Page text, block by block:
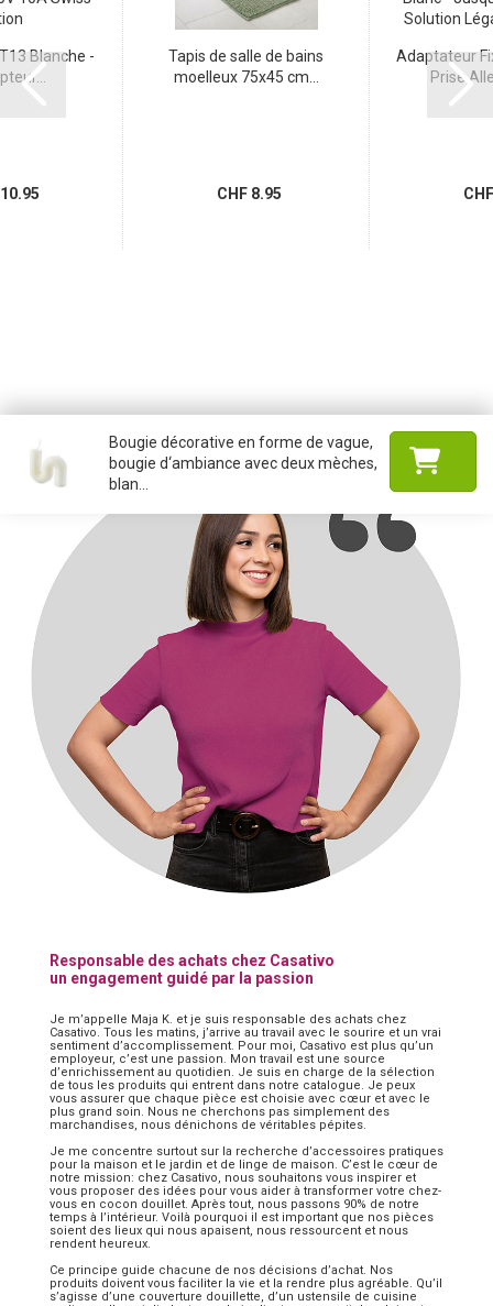
Blanche -
Tapis de salle de bains
moelleux 75x45 cm...
CHF 8.95
Adaptateur
Prise
Bougie décorative en forme de vague,
bougie d‘ambiance avec deux mèches,
blan...
Responsable des achats chez Casativo
un engagement guidé par la passion
Je m’appelle Maja K. et je suis responsable des achats chez
Casativo. Tous les matins, j’arrive au travail avec le sourire et un vrai
sentiment d’accomplissement. Pour moi, Casativo est plus qu’un
employeur, c’est une passion. Mon travail est une source
d’enrichissement au quotidien. Je suis en charge de la sélection
de tous les produits qui entrent dans notre catalogue. Je peux
vous assurer que chaque pièce est choisie avec cœur et avec le
plus grand soin. Nous ne cherchons pas simplement des
marchandises, nous dénichons de véritables pépites.
Je me concentre surtout sur la recherche d’accessoires pratiques
pour la maison et le jardin et de linge de maison. C’est le cœur de
notre mission: chez Casativo, nous souhaitons vous inspirer et
vous proposer des idées pour vous aider à transformer votre chez-
vous en cocon douillet. Après tout, nous passons 90% de notre
temps à l’intérieur. Voilà pourquoi il est important que nos pièces
soient des lieux qui nous apaisent, nous ressourcent et nous
rendent heureux.
Ce principe guide chacune de nos décisions d’achat. Nos
produits doivent vous faciliter la vie et la rendre plus agréable. Qu’il
s’agisse d’une couverture douillette, d’un ustensile de cuisine